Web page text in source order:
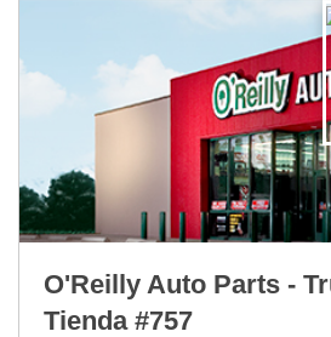
O'Reilly Auto Parts -
Tienda #757